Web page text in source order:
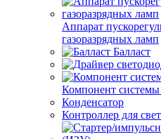
Аппарат
газоразрядных ламп
Балласт
Компонент
Конденсатор
Контроллер для